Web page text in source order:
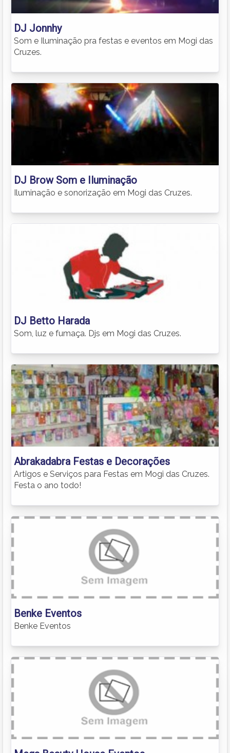
DJ Jonnhy
Som e Iluminação pra festas e eventos em Mogi das
Cruzes.
DJ Brow Som e Iluminação
Iluminação e sonorização em Mogi das Cruzes.
DJ Betto Harada
Som, luz e fumaça. Djs em Mogi das Cruzes.
Abrakadabra Festas e Decorações
Artigos e Serviços para Festas em Mogi das Cruzes.
Festa o ano todo!
Benke Eventos
Benke Eventos